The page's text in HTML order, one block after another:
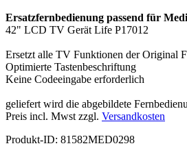
Ersatzfernbedienung passend für
42" LCD TV Gerät Life P17012
Ersetzt alle TV Funktionen der Original
Optimierte Tastenbeschriftung
Keine Codeeingabe erforderlich
geliefert wird die abgebildete
Preis incl. Mwst zzgl. Versandkosten
Produkt-ID: 81582MED0298